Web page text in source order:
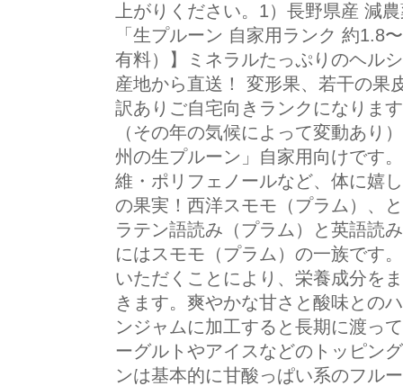
上がりください。1）長野県産 減
「生プルーン 自家用ランク 約1.8
有料）】ミネラルたっぷりのヘル
産地から直送！ 変形果、若干の
訳ありご自宅向きランクになりま
（その年の気候によって変動あり
州の生プルーン」自家用向けです
維・ポリフェノールなど、体に嬉
の果実！西洋スモモ（プラム）、
ラテン語読み（プラム）と英語読
にはスモモ（プラム）の一族です
いただくことにより、栄養成分を
きます。爽やかな甘さと酸味との
ンジャムに加工すると長期に渡っ
ーグルトやアイスなどのトッピン
ンは基本的に甘酸っぱい系のフル